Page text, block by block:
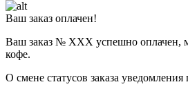
Ваш заказ оплачен!
Ваш заказ № ХХХ успешно оплачен,
кофе.
О смене статусов заказа